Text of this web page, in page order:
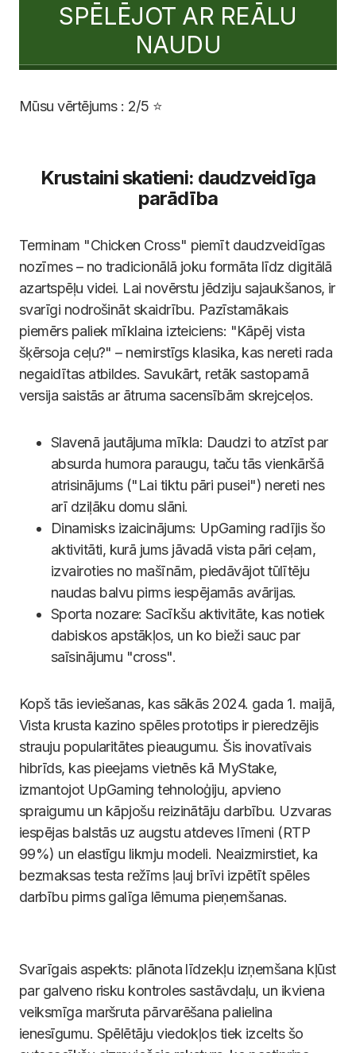
SPĒLĒJOT AR REĀLU
NAUDU
Mūsu vērtējums : 2/5 ⭐
Krustaini skatieni: daudzveidīga
parādība
Terminam "Chicken Cross" piemīt daudzveidīgas
nozīmes – no tradicionālā joku formāta līdz digitālā
azartspēļu videi. Lai novērstu jēdziju sajaukšanos, ir
svarīgi nodrošināt skaidrību. Pazīstamākais
piemērs paliek mīklaina izteiciens: "Kāpēj vista
šķērsoja ceļu?" – nemirstīgs klasika, kas nereti rada
negaidītas atbildes. Savukārt, retāk sastopamā
versija saistās ar ātruma sacensībām skrejceļos.
Slavenā jautājuma mīkla: Daudzi to atzīst par
absurda humora paraugu, taču tās vienkāršā
atrisinājums ("Lai tiktu pāri pusei") nereti nes
arī dziļāku domu slāni.
Dinamisks izaicinājums: UpGaming radījis šo
aktivitāti, kurā jums jāvadā vista pāri ceļam,
izvairoties no mašīnām, piedāvājot tūlītēju
naudas balvu pirms iespējamās avārijas.
Sporta nozare: Sacīkšu aktivitāte, kas notiek
dabiskos apstākļos, un ko bieži sauc par
saīsinājumu "cross".
Kopš tās ieviešanas, kas sākās 2024. gada 1. maijā,
Vista krusta kazino spēles prototips ir pieredzējis
strauju popularitātes pieaugumu. Šis inovatīvais
hibrīds, kas pieejams vietnēs kā MyStake,
izmantojot UpGaming tehnoloģiju, apvieno
spraigumu un kāpjošu reizinātāju darbību. Uzvaras
iespējas balstās uz augstu atdeves līmeni (RTP
99%) un elastīgu likmju modeli. Neaizmirstiet, ka
bezmaksas testa režīms ļauj brīvi izpētīt spēles
darbību pirms galīga lēmuma pieņemšanas.
Svarīgais aspekts: plānota līdzekļu izņemšana kļūst
par galveno risku kontroles sastāvdaļu, un ikviena
veiksmīga maršruta pārvarēšana palielina
ienesīgumu. Spēlētāju viedokļos tiek izcelts šo